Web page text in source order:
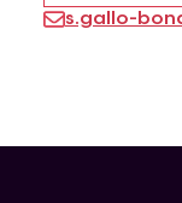
s.gallo-